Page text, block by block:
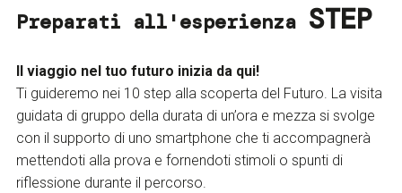
Preparati all'esperienza STEP
Il viaggio nel tuo futuro inizia da qui!
Ti guideremo nei 10 step alla scoperta del Futuro. La visita
guidata di gruppo della durata di un’ora e mezza si svolge
con il supporto di uno smartphone che ti accompagnerà
mettendoti alla prova e fornendoti stimoli o spunti di
riflessione durante il percorso.